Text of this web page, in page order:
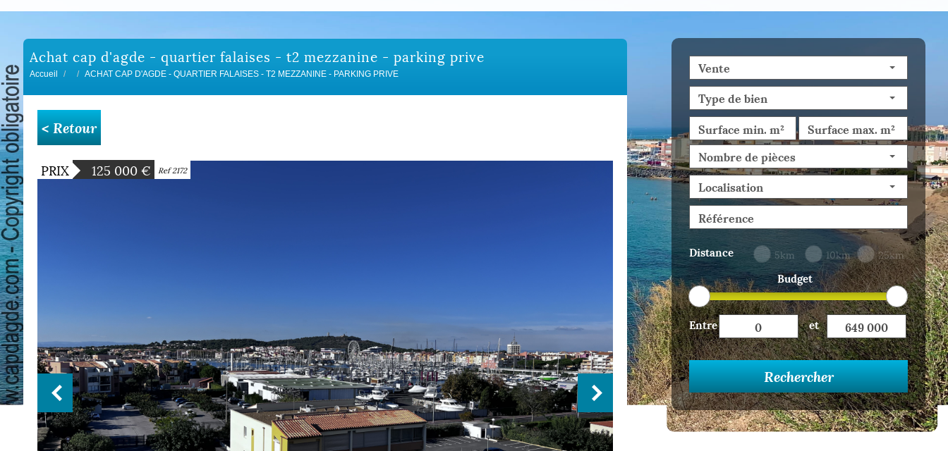
Vente
Type de bien
Nombre de pièces
Localisation
Distance 5km 10km 25km
Budget
Entre et
Rechercher
achat cap d'agde - quartier falaises - t2 mezzanine - parking prive
Accueil ACHAT CAP D'AGDE - QUARTIER FALAISES - T2 MEZZANINE - PARKING PRIVE
< Retour
PRIX 125 000€ Ref 2172